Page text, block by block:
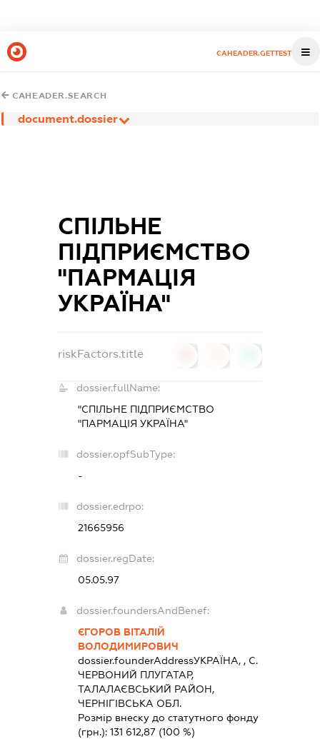
CAHEADER.GETTEST
CAHEADER.SEARCH
document.dossier
СПІЛЬНЕ
ПІДПРИЄМСТВО
"ПАРМАЦІЯ
УКРАЇНА"
riskFactors.title
dossier.fullName:
"СПІЛЬНЕ ПІДПРИЄМСТВО
"ПАРМАЦІЯ УКРАЇНА"
dossier.opfSubType:
-
dossier.edrpo:
21665956
dossier.regDate:
05.05.97
dossier.foundersAndBenef:
ЄГОРОВ ВІТАЛІЙ
ВОЛОДИМИРОВИЧ
dossier.founderAddressУКРАЇНА, , С.
ЧЕРВОНИЙ ПЛУГАТАР,
ТАЛАЛАЄВСЬКИЙ РАЙОН,
ЧЕРНІГІВСЬКА ОБЛ.
Розмір внеску до статутного фонду
(грн.):131 612,87 (100 %)